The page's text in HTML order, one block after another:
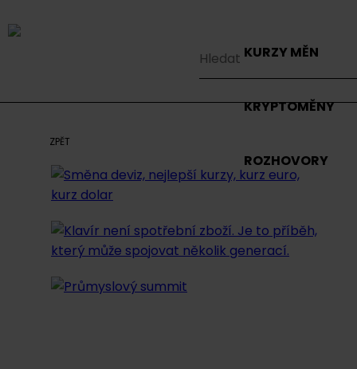
KURZY MĚN
KRYPTOMĚNY
ROZHOVORY
ZPĚT